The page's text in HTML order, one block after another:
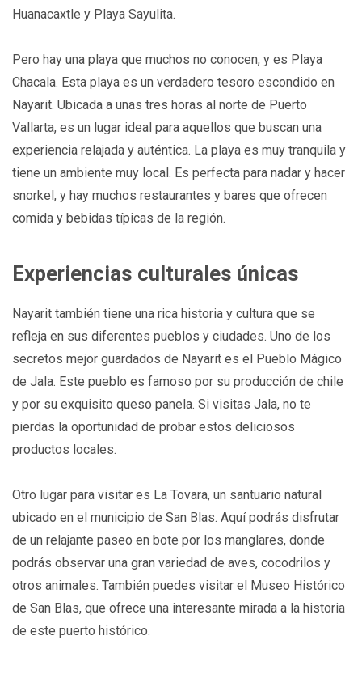
Huanacaxtle y Playa Sayulita.
Pero hay una playa que muchos no conocen, y es Playa
Chacala. Esta playa es un verdadero tesoro escondido en
Nayarit. Ubicada a unas tres horas al norte de Puerto
Vallarta, es un lugar ideal para aquellos que buscan una
experiencia relajada y auténtica. La playa es muy tranquila y
tiene un ambiente muy local. Es perfecta para nadar y hacer
snorkel, y hay muchos restaurantes y bares que ofrecen
comida y bebidas típicas de la región.
Experiencias culturales únicas
Nayarit también tiene una rica historia y cultura que se
refleja en sus diferentes pueblos y ciudades. Uno de los
secretos mejor guardados de Nayarit es el Pueblo Mágico
de Jala. Este pueblo es famoso por su producción de chile
y por su exquisito queso panela. Si visitas Jala, no te
pierdas la oportunidad de probar estos deliciosos
productos locales.
Otro lugar para visitar es La Tovara, un santuario natural
ubicado en el municipio de San Blas. Aquí podrás disfrutar
de un relajante paseo en bote por los manglares, donde
podrás observar una gran variedad de aves, cocodrilos y
otros animales. También puedes visitar el Museo Histórico
de San Blas, que ofrece una interesante mirada a la historia
de este puerto histórico.